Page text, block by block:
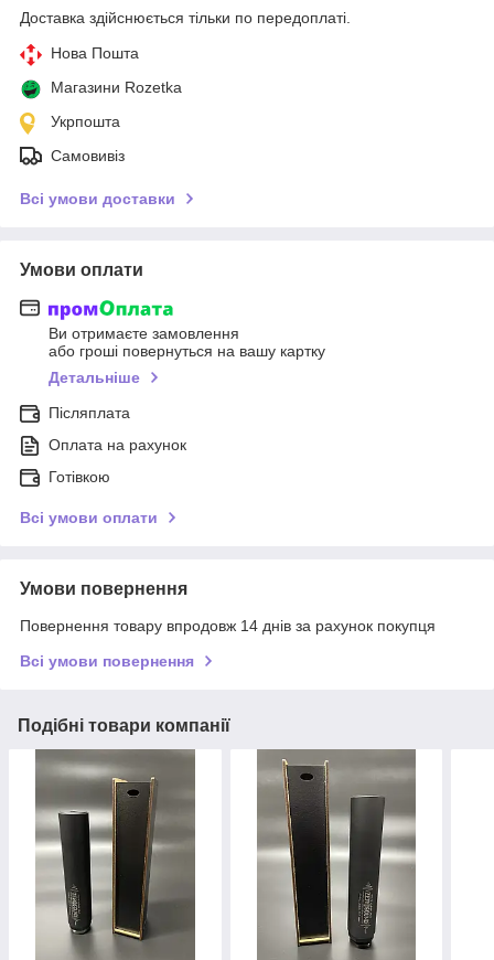
Доставка здійснюється тільки по передоплаті.
Нова Пошта
Магазини Rozetka
Укрпошта
Самовивіз
Всі умови доставки
Умови оплати
Ви отримаєте замовлення
або гроші повернуться на вашу картку
Детальніше
Післяплата
Оплата на рахунок
Готівкою
Всі умови оплати
Умови повернення
Повернення товару впродовж 14 днів за рахунок покупця
Всі умови повернення
Подібні товари компанії